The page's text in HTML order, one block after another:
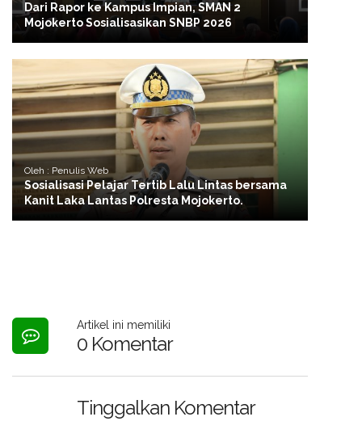
Dari Rapor ke Kampus Impian, SMAN 2
Mojokerto Sosialisasikan SNBP 2026
Oleh : Penulis Web
Sosialisasi Pelajar Tertib Lalu Lintas bersama
Kanit Laka Lantas Polresta Mojokerto.
Artikel ini memiliki
0 Komentar
Tinggalkan Komentar